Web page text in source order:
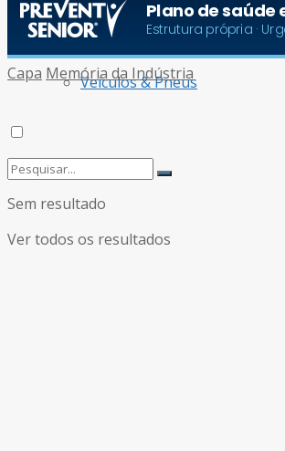
Radar de Oportunidades
Veículos & Pneus
Sem resultado
Ver todos os resultados
Capa Memória da Indústria